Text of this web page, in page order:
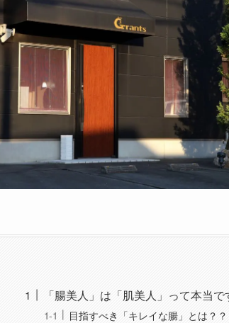
「腸美人」は「肌美人」って本当で
目指すべき「キレイな腸」とは？？